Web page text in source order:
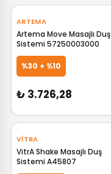
GELİNCE HABER VER
ARTEMA
Artema Move Masajlı Duş
Sistemi 57250003000
%30 + %10
₺ 3.726,28
VITRA
VitrA Shake Masajlı Duş
Sistemi A45807